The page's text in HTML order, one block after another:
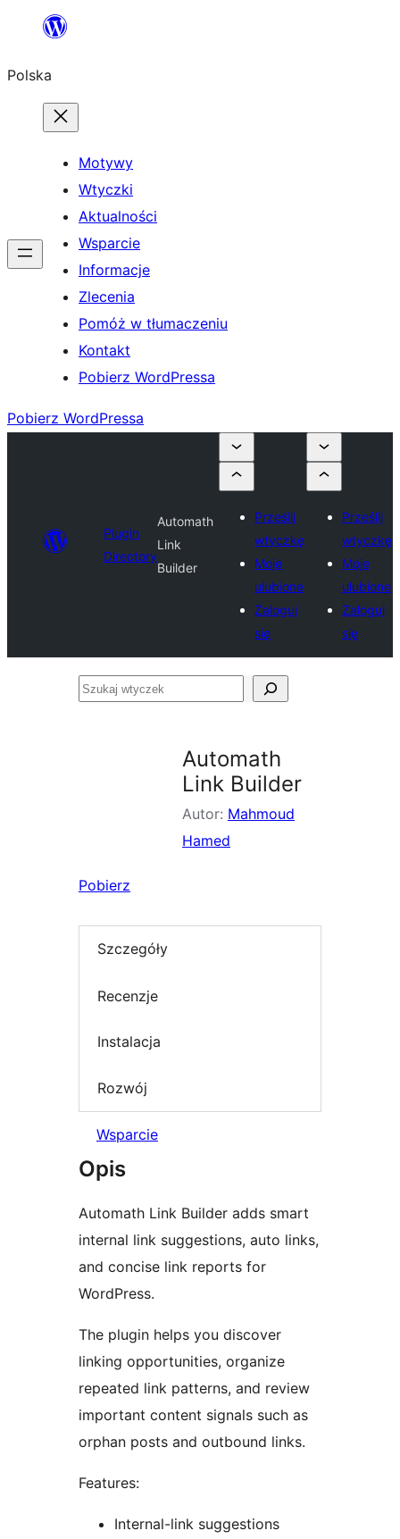
Przejdź
treści
Polska
Motywy
Wtyczki
Aktualności
Wsparcie
Informacje
Zlecenia
Pomóż w tłumaczeniu
Kontakt
Pobierz WordPressa
Pobierz WordPressa
Plugin
Directory
Automath
Link
Builder
Prześlij
wtyczkę
Moje
ulubione
Zaloguj
się
Prześlij
wtyczkę
Moje
ulubione
Zaloguj
się
Szukaj
Automath
Link Builder
Autor: Mahmoud
Hamed
Pobierz
Szczegóły
Recenzje
Instalacja
Rozwój
Wsparcie
Opis
Automath Link Builder adds smart
internal link suggestions, auto links,
and concise link reports for
WordPress.
The plugin helps you discover
linking opportunities, organize
repeated link patterns, and review
important content signals such as
orphan posts and outbound links.
Features:
Internal-link suggestions